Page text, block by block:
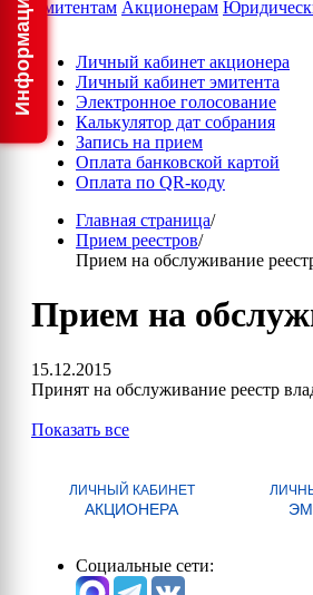
Эмитентам Акционерам
Личный кабинет акционера
Личный кабинет эмитента
Электронное голосование
Калькулятор дат собрания
Запись на прием
Оплата банковской картой
Оплата по QR-коду
Главная страница/
Прием реестров/
Прием на обслуживание
Прием на
15.12.2015
Принят на обслуживание реестр
Показать все
ЛИЧНЫЙ КАБИНЕТ
АКЦИОНЕРА
Социальные сети: